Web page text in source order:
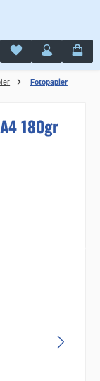
Je hebt 0 items op
Fotopapier
180gr